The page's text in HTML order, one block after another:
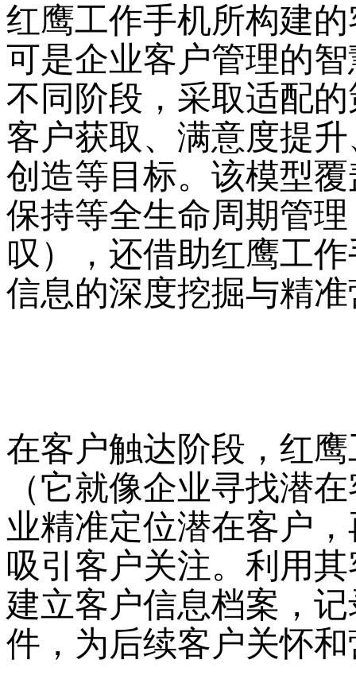
红鹰工作手机所构建
可是企业客户管理的
不同阶段，采取适配
客户获取、满意度提
创造等目标。该模型
保持等全生命周期管
叹），还借助红鹰工
信息的深度挖掘与精
在客户触达阶段，红
（它就像企业寻找潜
业精准定位潜在客户
吸引客户关注。利用
建立客户信息档案，
件，为后续客户关怀